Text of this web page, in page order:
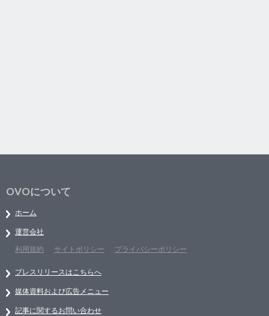
OVOについて
ホーム
運営会社
利用規約
サイトポリシー プライバシーポリシー
プレスリリースはこちらへ
媒体資料および広告メニュー
記事に関するお問い合わせ